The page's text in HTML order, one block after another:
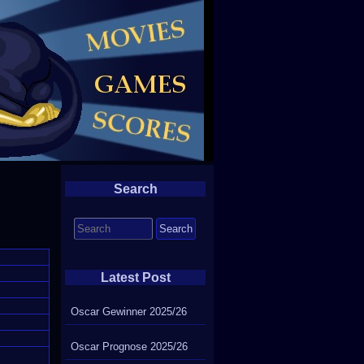
Search
for:
Latest Post
Oscar Gewinner 2025/26
Oscar Prognose 2025/26